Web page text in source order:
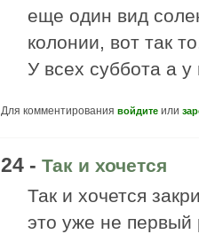
еще один вид
колонии, вот так
У всех суббота а у
Для комментирования войдите или
24 - Так и хочется
Так и хочется
это уже не первый